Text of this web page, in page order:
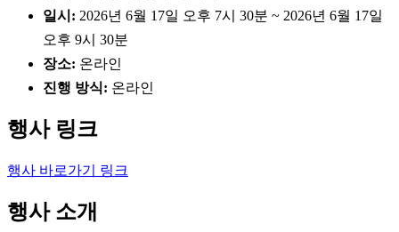
일시: 2026년 6월 17일 오후 7시 30분 ~ 2026년 6월 17일
오후 9시 30분
장소: 온라인
진행 방식: 온라인
행사 링크
행사 바로가기 링크
행사 소개